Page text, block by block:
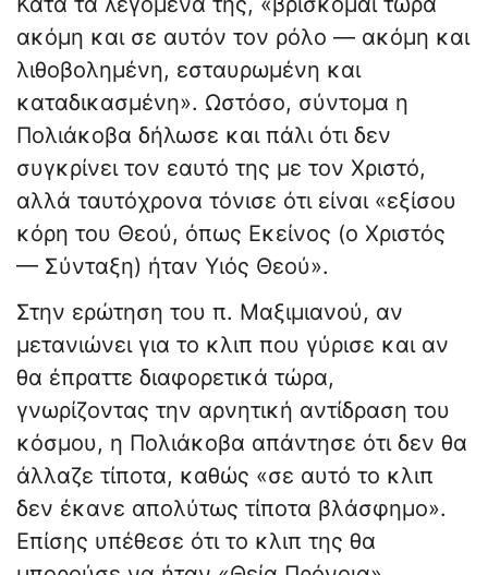
ακόμη και σε αυτόν τον ρόλο — ακόμη και
λιθοβολημένη, εσταυρωμένη και
καταδικασμένη». Ωστόσο, σύντομα η
Πολιάκοβα δήλωσε και πάλι ότι δεν
συγκρίνει τον εαυτό της με τον Χριστό,
αλλά ταυτόχρονα τόνισε ότι είναι «εξίσου
κόρη του Θεού, όπως Εκείνος (ο Χριστός
— Σύνταξη) ήταν Υιός Θεού».
Στην ερώτηση του π. Μαξιμιανού, αν
μετανιώνει για το κλιπ που γύρισε και αν
θα έπραττε διαφορετικά τώρα,
γνωρίζοντας την αρνητική αντίδραση του
κόσμου, η Πολιάκοβα απάντησε ότι δεν θα
άλλαζε τίποτα, καθώς «σε αυτό το κλιπ
δεν έκανε απολύτως τίποτα βλάσφημο».
Επίσης υπέθεσε ότι το κλιπ της θα